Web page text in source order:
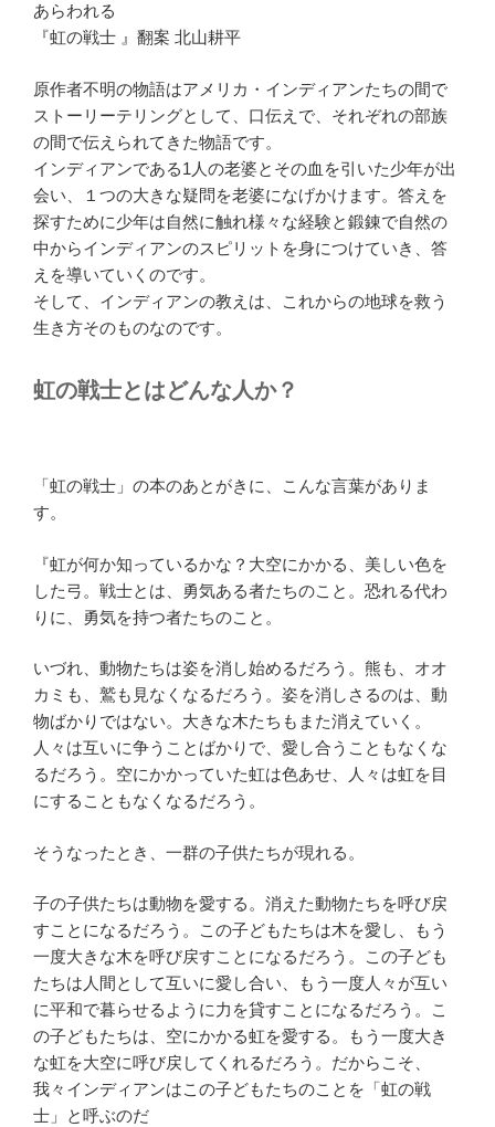
あらわれる
『虹の戦士 』翻案 北山耕平
原作者不明の物語はアメリカ・インディアンたちの間で
ストーリーテリングとして、口伝えで、それぞれの部族
の間で伝えられてきた物語です。
インディアンである1人の老婆とその血を引いた少年が出
会い、１つの大きな疑問を老婆になげかけます。答えを
探すために少年は自然に触れ様々な経験と鍛錬で自然の
中からインディアンのスピリットを身につけていき、答
えを導いていくのです。
そして、インディアンの教えは、これからの地球を救う
生き方そのものなのです。
虹の戦士とはどんな人か？
「虹の戦士」の本のあとがきに、こんな言葉がありま
す。
『虹が何か知っているかな？大空にかかる、美しい色を
した弓。戦士とは、勇気ある者たちのこと。恐れる代わ
りに、勇気を持つ者たちのこと。
いづれ、動物たちは姿を消し始めるだろう。熊も、オオ
カミも、鷲も見なくなるだろう。姿を消しさるのは、動
物ばかりではない。大きな木たちもまた消えていく。
人々は互いに争うことばかりで、愛し合うこともなくな
るだろう。空にかかっていた虹は色あせ、人々は虹を目
にすることもなくなるだろう。
そうなったとき、一群の子供たちが現れる。
子の子供たちは動物を愛する。消えた動物たちを呼び戻
すことになるだろう。この子どもたちは木を愛し、もう
一度大きな木を呼び戻すことになるだろう。この子ども
たちは人間として互いに愛し合い、もう一度人々が互い
に平和で暮らせるように力を貸すことになるだろう。こ
の子どもたちは、空にかかる虹を愛する。もう一度大き
な虹を大空に呼び戻してくれるだろう。だからこそ、
我々インディアンはこの子どもたちのことを「虹の戦
士」と呼ぶのだ